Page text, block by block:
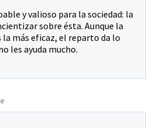
y valioso para la sociedad: la
sobre ésta. Aunque la
más eficaz, el reparto da lo
les ayuda mucho.